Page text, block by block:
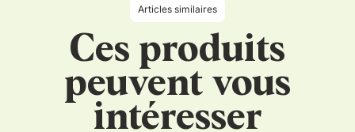
Articles similaires
Ces produits
peuvent vous
intéresser